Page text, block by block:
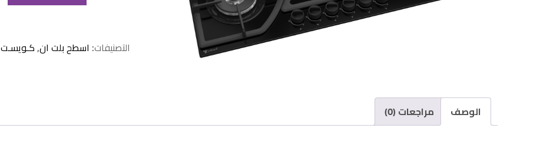
6
اسود
التصنيفات: اسطح بلت ان, كـويسـت
الوصف مراجعات (0)